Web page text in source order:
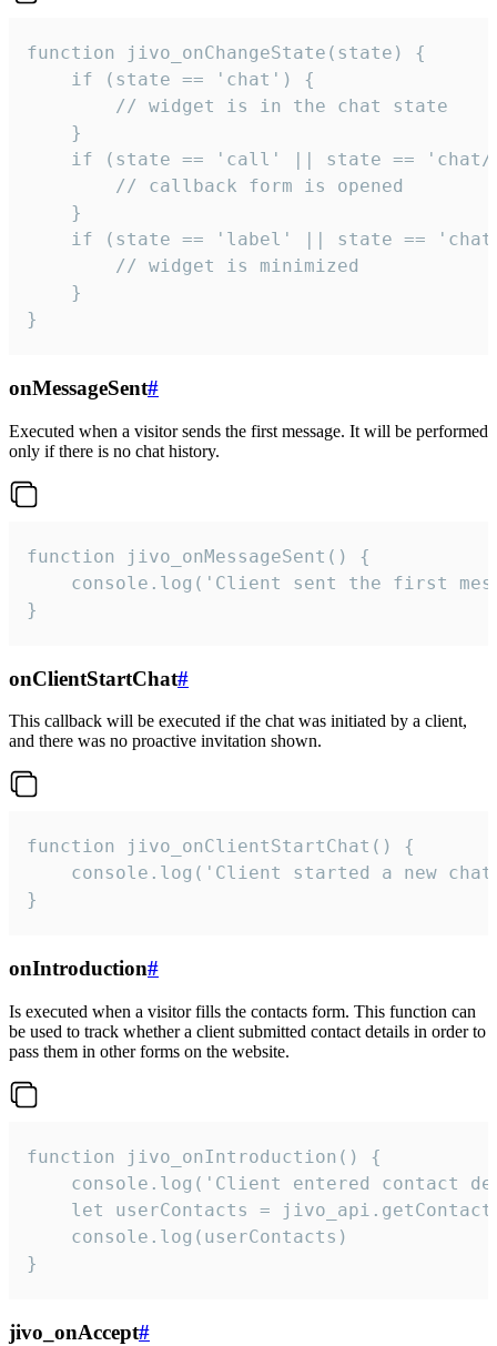
function jivo_onChangeState(state) {
    if (state == 'chat') {
        // widget is in the chat state
    }
if (state == 'call' || state ==
        // callback form is opened
    }
if (state == 'label' || state ==
        // widget is minimized
    }
}
onMessageSent#
Executed when a visitor sends the first message. It will be performed
only if there is no chat history.
function jivo_onMessageSent() {
console.log('Client sent the first
}
onClientStartChat#
This callback will be executed if the chat was initiated by a client,
and there was no proactive invitation shown.
function jivo_onClientStartChat() {
console.log('Client started a new
}
onIntroduction#
Is executed when a visitor fills the contacts form. This function can
be used to track whether a client submitted contact details in order to
pass them in other forms on the website.
function jivo_onIntroduction() {
console.log('Client entered contact
let userContacts =
    console.log(userContacts)
}
jivo_onAccept#